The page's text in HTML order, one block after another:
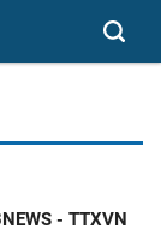
- TTXVN